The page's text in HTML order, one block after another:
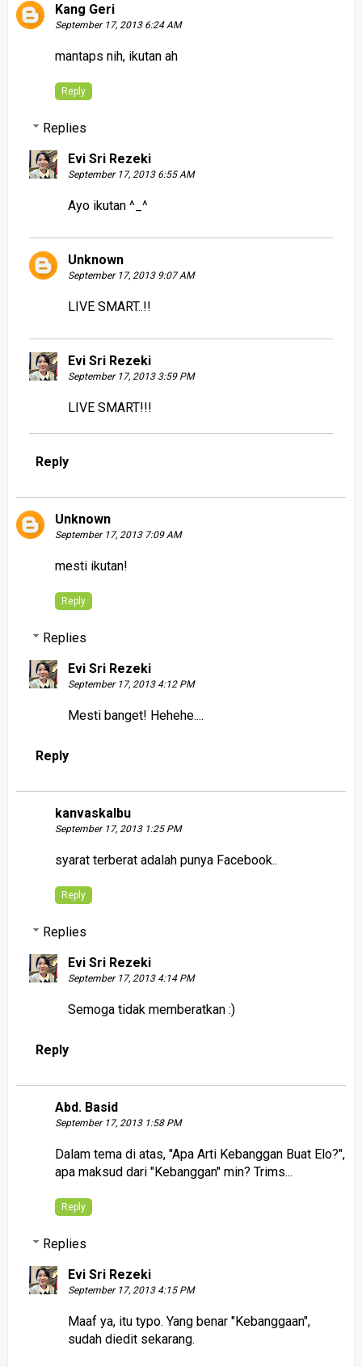
Kang Geri
September 17, 2013 6:24 AM
mantaps nih, ikutan ah
Reply
Replies
Evi Sri Rezeki
September 17, 2013 6:55 AM
Ayo ikutan ^_^
Unknown
September 17, 2013 9:07 AM
LIVE SMART..!!
Evi Sri Rezeki
September 17, 2013 3:59 PM
LIVE SMART!!!
Reply
Unknown
September 17, 2013 7:09 AM
mesti ikutan!
Reply
Replies
Evi Sri Rezeki
September 17, 2013 4:12 PM
Mesti banget! Hehehe....
Reply
kanvaskalbu
September 17, 2013 1:25 PM
syarat terberat adalah punya Facebook..
Reply
Replies
Evi Sri Rezeki
September 17, 2013 4:14 PM
Semoga tidak memberatkan :)
Reply
Abd. Basid
September 17, 2013 1:58 PM
Dalam tema di atas, "Apa Arti Kebanggan Buat Elo?",
apa maksud dari "Kebanggan" min? Trims...
Reply
Replies
Evi Sri Rezeki
September 17, 2013 4:15 PM
Maaf ya, itu typo. Yang benar "Kebanggaan",
sudah diedit sekarang.